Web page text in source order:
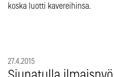
koska luotti kavereihinsa.
27.4.2015